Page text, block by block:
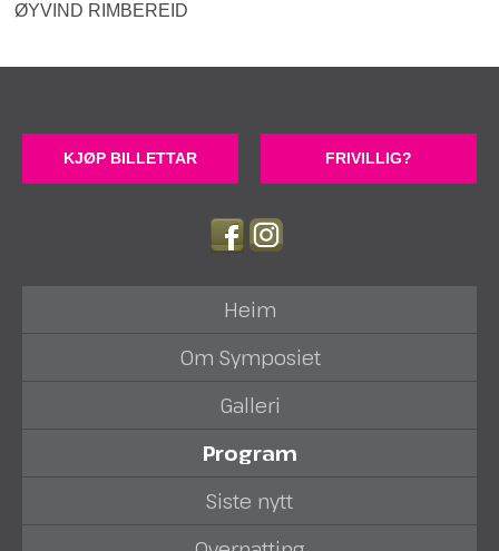
ØYVIND RIMBEREID
KJØP BILLETTAR FRIVILLIG?
Heim
Om Symposiet
Galleri
Program
Siste nytt